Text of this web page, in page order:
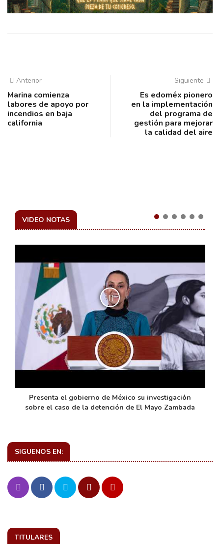
Anterior
Marina comienza
labores de apoyo por
incendios en baja
california
Siguiente
Es edoméx pionero
en la implementación
del programa de
gestión para mejorar
la calidad del aire
VIDEO NOTAS
Presenta el gobierno de México su investigación
sobre el caso de la detención de El Mayo Zambada
SIGUENOS EN:
TITULARES